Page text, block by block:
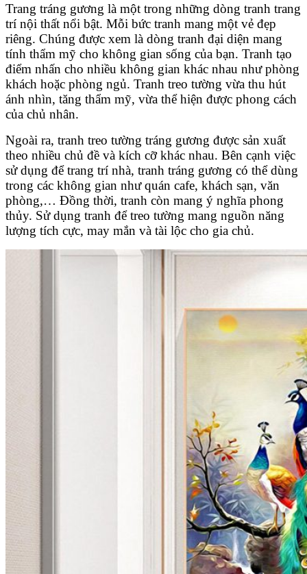
Trang tráng gương là một trong những dòng tranh trang
trí nội thất nổi bật. Mỗi bức tranh mang một vẻ đẹp
riêng. Chúng được xem là dòng tranh đại diện mang
tính thẩm mỹ cho không gian sống của bạn. Tranh tạo
điểm nhấn cho nhiều không gian khác nhau như phòng
khách hoặc phòng ngủ. Tranh treo tường vừa thu hút
ánh nhìn, tăng thẩm mỹ, vừa thể hiện được phong cách
của chủ nhân.
Ngoài ra, tranh treo tường tráng gương được sản xuất
theo nhiều chủ đề và kích cỡ khác nhau. Bên cạnh việc
sử dụng để trang trí nhà, tranh tráng gương có thể dùng
trong các không gian như quán cafe, khách sạn, văn
phòng,… Đồng thời, tranh còn mang ý nghĩa phong
thủy. Sử dụng tranh để treo tường mang nguồn năng
lượng tích cực, may mắn và tài lộc cho gia chủ.